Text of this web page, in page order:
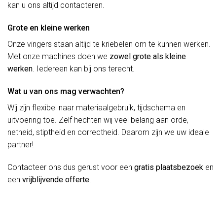
kan u ons altijd contacteren.
Grote en kleine werken
Onze vingers staan altijd te kriebelen om te kunnen werken.
Met onze machines doen we zowel grote als kleine
werken. Iedereen kan bij ons terecht.
Wat u van ons mag verwachten?
Wij zijn flexibel naar materiaalgebruik, tijdschema en
uitvoering toe. Zelf hechten wij veel belang aan orde,
netheid, stiptheid en correctheid. Daarom zijn we uw ideale
partner!
Contacteer ons dus gerust voor een gratis plaatsbezoek en
een vrijblijvende offerte